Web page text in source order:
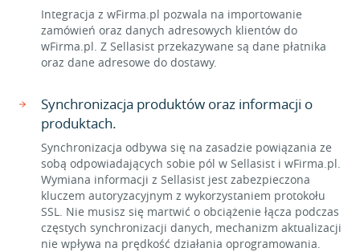
Integracja z wFirma.pl pozwala na importowanie
zamówień oraz danych adresowych klientów do
wFirma.pl. Z Sellasist przekazywane są dane płatnika
oraz dane adresowe do dostawy.
Synchronizacja produktów oraz informacji o
produktach.
Synchronizacja odbywa się na zasadzie powiązania ze
sobą odpowiadających sobie pól w Sellasist i wFirma.pl.
Wymiana informacji z Sellasist jest zabezpieczona
kluczem autoryzacyjnym z wykorzystaniem protokołu
SSL. Nie musisz się martwić o obciążenie łącza podczas
częstych synchronizacji danych, mechanizm aktualizacji
nie wpływa na prędkość działania oprogramowania.